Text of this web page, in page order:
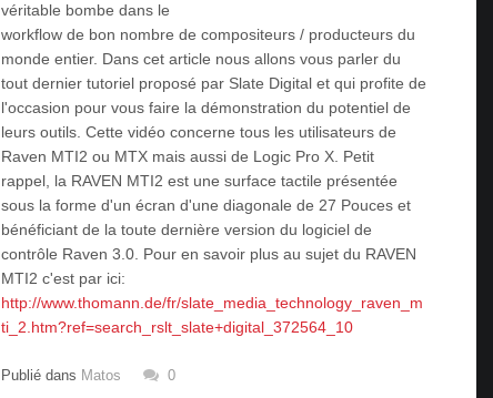
véritable bombe dans le
workflow de bon nombre de compositeurs / producteurs du
monde entier. Dans cet article nous allons vous parler du
tout dernier tutoriel proposé par Slate Digital et qui profite de
l'occasion pour vous faire la démonstration du potentiel de
leurs outils. Cette vidéo concerne tous les utilisateurs de
Raven MTI2 ou MTX mais aussi de Logic Pro X. Petit
rappel, la RAVEN MTI2 est une surface tactile présentée
sous la forme d'un écran d'une diagonale de 27 Pouces et
bénéficiant de la toute dernière version du logiciel de
contrôle Raven 3.0. Pour en savoir plus au sujet du RAVEN
MTI2 c'est par ici:
http://www.thomann.de/fr/slate_media_technology_raven_m
ti_2.htm?ref=search_rslt_slate+digital_372564_10
Publié dans Matos 0